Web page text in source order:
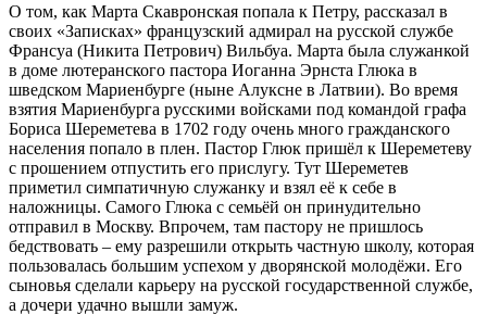
О том, как Марта Скавронская попала к Петру, рассказал в
своих «Записках» французский адмирал на русской службе
Франсуа (Никита Петрович) Вильбуа. Марта была служанкой
в доме лютеранского пастора Иоганна Эрнста Глюка в
шведском Мариенбурге (ныне Алуксне в Латвии). Во время
взятия Мариенбурга русскими войсками под командой графа
Бориса Шереметева в 1702 году очень много гражданского
населения попало в плен. Пастор Глюк пришёл к Шереметеву
с прошением отпустить его прислугу. Тут Шереметев
приметил симпатичную служанку и взял её к себе в
наложницы. Самого Глюка с семьёй он принудительно
отправил в Москву. Впрочем, там пастору не пришлось
бедствовать – ему разрешили открыть частную школу, которая
пользовалась большим успехом у дворянской молодёжи. Его
сыновья сделали карьеру на русской государственной службе,
а дочери удачно вышли замуж.